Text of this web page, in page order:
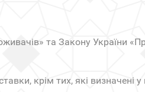
та Закону України
крім тих, які визначені у